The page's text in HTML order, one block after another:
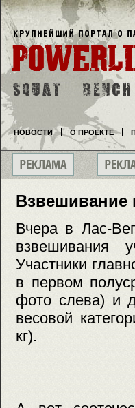
Взвешивание
Вчера в Лас-
взвешивания
Участники
в первом
фото слева) и
весовой
кг).
НОВОСТИ О ПРОЕКТЕ